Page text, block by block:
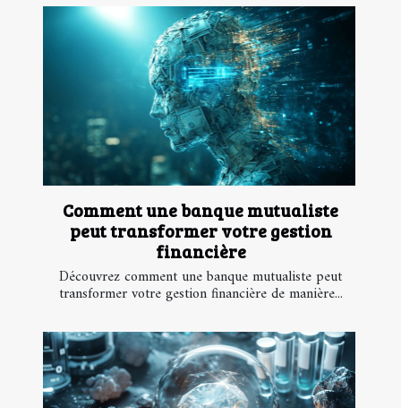
Comment une banque mutualiste
peut transformer votre gestion
financière
Découvrez comment une banque mutualiste peut
transformer votre gestion financière de manière...